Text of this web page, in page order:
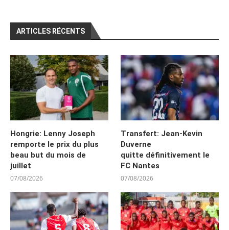
ARTICLES RÉCENTS
Hongrie: Lenny Joseph
remporte le prix du plus
beau but du mois de
juillet
07/08/2026
Transfert: Jean-Kevin
Duverne
quitte définitivement le
FC Nantes
07/08/2026